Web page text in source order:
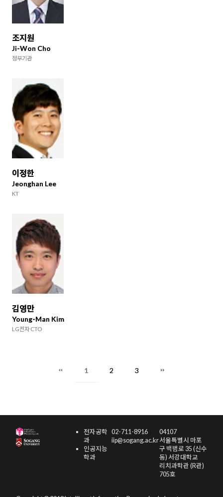
조지원
Ji-Won Cho
정부기관
이정한
Jeonghan Lee
KT
김영만
Young-Man Kim
LG전자 CTO
1 2 3
전자공학
과
인공지능
학과
02-711-8916
iip@sogang.ac.kr
04107
서울특별시 마포
구 백범로 35 (신수
동) 서강대학교
리치과학관 (R관)
705호